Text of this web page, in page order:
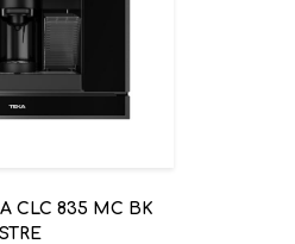
CLC 835 MC BK